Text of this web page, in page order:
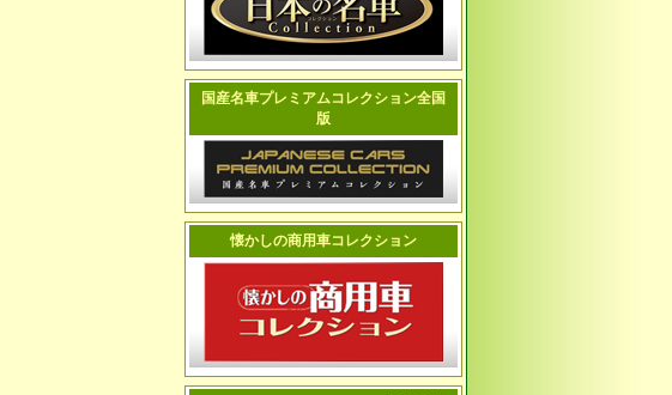
国産名車プレミアムコレクション全国
版
懐かしの商用車コレクション